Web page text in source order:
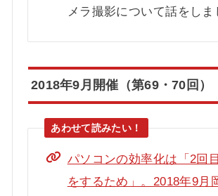
メラ撮影について話をしま
2018年9月開催（第69・70回）
パソコンの効率化は「2回
をするため」。2018年9月